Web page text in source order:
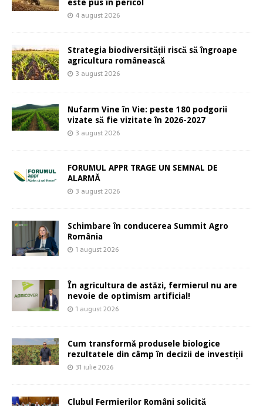
este pus în pericol
4 august 2026
Strategia biodiversității riscă să îngroape
agricultura românească
3 august 2026
Nufarm Vine în Vie: peste 180 podgorii
vizate să fie vizitate în 2026-2027
3 august 2026
FORUMUL APPR TRAGE UN SEMNAL DE
ALARMĂ
3 august 2026
Schimbare în conducerea Summit Agro
România
1 august 2026
În agricultura de astăzi, fermierul nu are
nevoie de optimism artificial!
1 august 2026
Cum transformă produsele biologice
rezultatele din câmp în decizii de investiții
31 iulie 2026
Clubul Fermierilor Români solicită